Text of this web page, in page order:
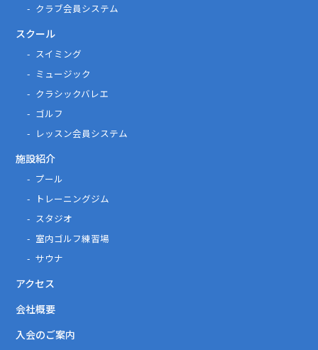
クラブ会員システム
スクール
スイミング
ミュージック
クラシックバレエ
ゴルフ
レッスン会員システム
施設紹介
プール
トレーニングジム
スタジオ
室内ゴルフ練習場
サウナ
アクセス
会社概要
入会のご案内